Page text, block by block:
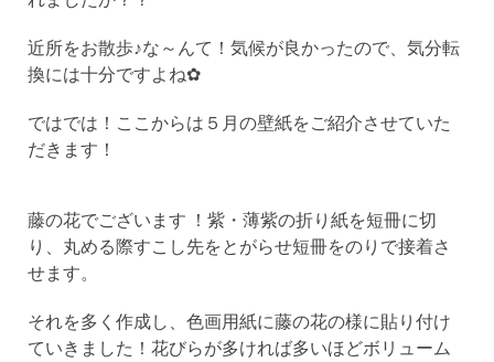
近所をお散歩♪な～んて！気候が良かったので、気分転
換には十分ですよね✿
ではでは！ここからは５月の壁紙をご紹介させていた
だきます！
藤の花でございます ！紫・薄紫の折り紙を短冊に切
り、丸める際すこし先をとがらせ短冊をのりで接着さ
せます。
それを多く作成し、色画用紙に藤の花の様に貼り付け
ていきました！花びらが多ければ多いほどボリューム